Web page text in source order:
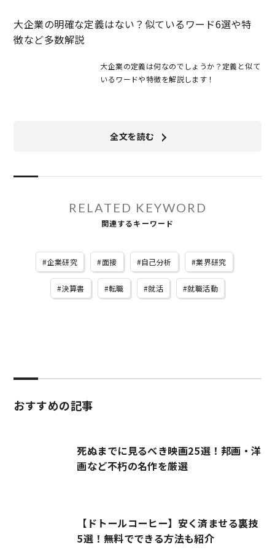
大企業の明確な定義はない？似ているワード6選や特
徴など多数解説
大企業の定義は何なのでしょうか？定義と似て
いるワードや特徴を解説します！
全文を読む
RELATED KEYWORD
関連するキーワード
企業研究 面接 自己分析 業界研究
決算書 転職 就活 就職活動
おすすめの記事
死ぬまでに見るべき映画25選！邦画・洋
画など不朽の名作を厳選
【ドトールコーヒー】安く済ませる裏技
5選！無料でできる方法も紹介